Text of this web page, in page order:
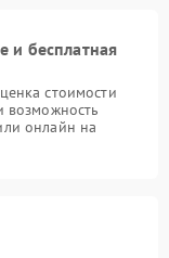
и бесплатная
стоимости
возможность
онлайн на